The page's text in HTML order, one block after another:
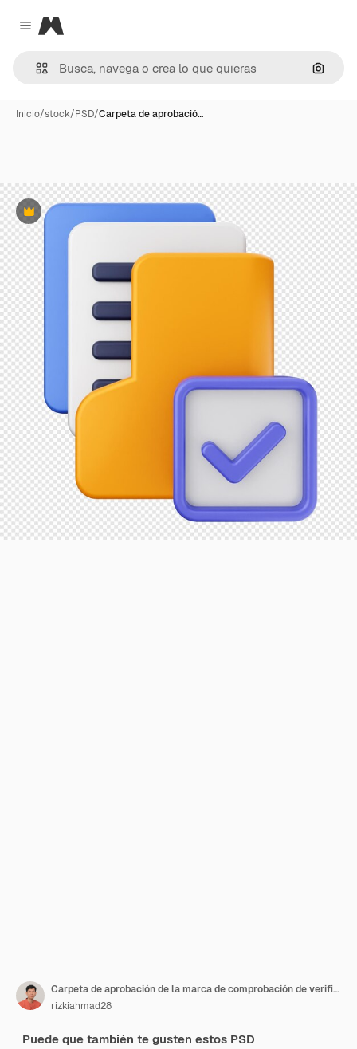
Close menu
Magnific
Inicio/stock/PSD/Carpeta de aprobació…
Premium
Carpeta de aprobación de la marca de comprobación de verificación 3d
rizkiahmad28
Puede que también te gusten estos PSD